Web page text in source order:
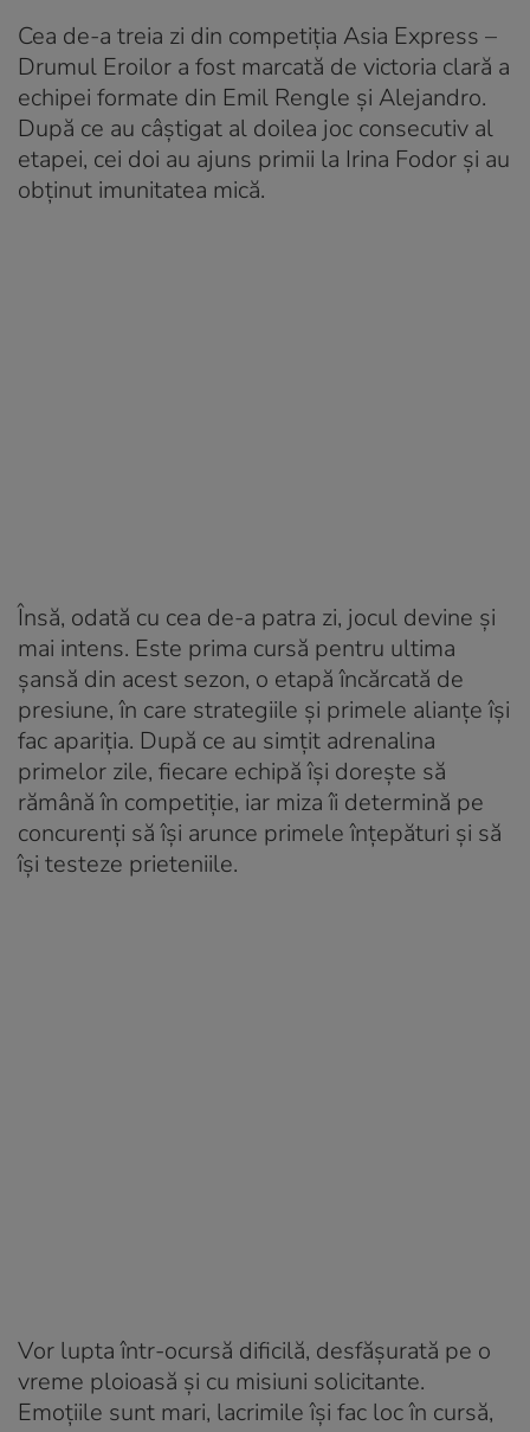
Cea de-a treia zi din competiția Asia Express –
Drumul Eroilor a fost marcată de victoria clară a
echipei formate din Emil Rengle și Alejandro.
După ce au câștigat al doilea joc consecutiv al
etapei, cei doi au ajuns primii la Irina Fodor și au
obținut imunitatea mică.
Însă, odată cu cea de-a patra zi, jocul devine și
mai intens. Este prima cursă pentru ultima
șansă din acest sezon, o etapă încărcată de
presiune, în care strategiile și primele alianțe își
fac apariția. După ce au simțit adrenalina
primelor zile, fiecare echipă își dorește să
rămână în competiție, iar miza îi determină pe
concurenți să își arunce primele înțepături și să
își testeze prieteniile.
Vor lupta într-ocursă dificilă, desfășurată pe o
vreme ploioasă și cu misiuni solicitante.
Emoțiile sunt mari, lacrimile își fac loc în cursă,